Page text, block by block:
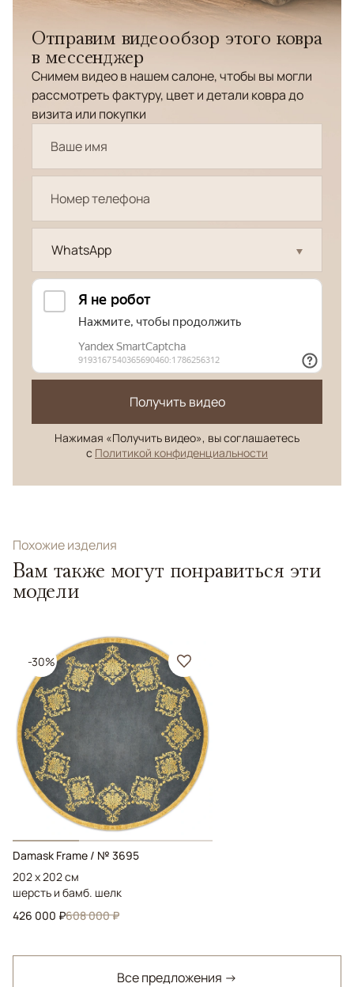
Отправим видеообзор этого ковра
в мессенджер
Снимем видео в нашем салоне, чтобы вы могли
рассмотреть фактуру, цвет и детали ковра до
визита или покупки
WhatsApp
Получить видео
Нажимая «Получить видео», вы соглашаетесь
с Политикой конфиденциальности
Похожие изделия
Вам также могут понравиться эти
модели
-30%
Damask Frame / № 3695
202 x 202 см
шерсть и бамб. шелк
426 000 ₽608 000 ₽
Все предложения →